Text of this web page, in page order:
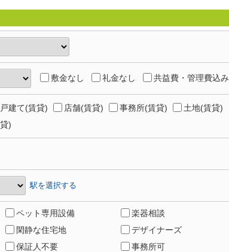
敷金なし 礼金なし 共益費・管理費込み
建て(賃貸) 店舗(賃貸) 事務所(賃貸)
土地(賃貸)
)
駅を選択する
ペット専用設備
楽器相談
閑静な住宅地
デザイナーズ
保証人不要
事務所可